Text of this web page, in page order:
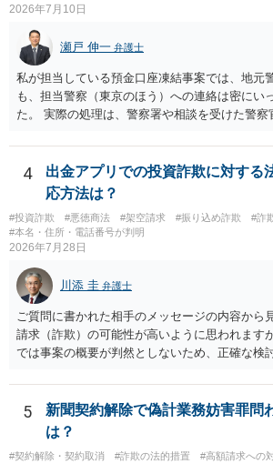
2026年7月10日
瀬戸 伸一 弁護士
私が担当している預金口座凍結事案では、地元
も、担当警察（東京のほう）への連絡は密にい
た。 実際の処理は、警察署や相談を受けた警
いて弁護士に依頼を検討されてください。
4
出金アプリでの投資詐欺に対する
応方法は？
#投資詐欺 #悪徳商法 #架空請求 #振り込め詐欺
#詐
#本名・住所・電話番号が判明
2026年7月28日
川添 圭 弁護士
ご質問に書かれた相手のメッセージの内容から
請求（詐欺）の可能性が高いように思われます
では事案の概要が判然としないため、正確な検
画面を見て貰いながらアドバイスう受けた方が
5
新聞契約解除で偽計業務妨害罪問
は？
#契約解除・契約取消 #詐欺の法的措置 #高額請求への